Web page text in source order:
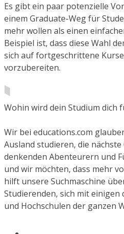
Es gibt ein paar potenzielle
einem Graduate-Weg für
mehr wollen als einen
Beispiel ist, dass diese Wahl
sich auf fortgeschrittene
vorzubereiten.
Wohin wird dein Studium dich
Wir bei educations.com
Ausland studieren, die
denkenden Abenteurern und
und wir möchten, dass mehr
hilft unsere Suchmaschine
Studierenden, sich mit
und Hochschulen der ganzen